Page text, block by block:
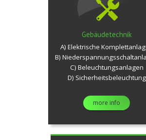
Gebäudetechnik
A) Elektrische
B)
C) Beleuchtungsanlagen
D) Sicherheitsbeleuchtung
more info